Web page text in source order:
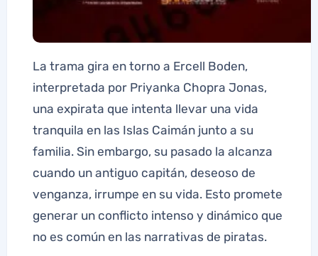
La trama gira en torno a Ercell Boden,
interpretada por Priyanka Chopra Jonas,
una expirata que intenta llevar una vida
tranquila en las Islas Caimán junto a su
familia. Sin embargo, su pasado la alcanza
cuando un antiguo capitán, deseoso de
venganza, irrumpe en su vida. Esto promete
generar un conflicto intenso y dinámico que
no es común en las narrativas de piratas.